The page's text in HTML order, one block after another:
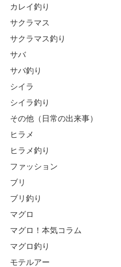
カレイ釣り
サクラマス
サクラマス釣り
サバ
サバ釣り
シイラ
シイラ釣り
その他（日常の出来事）
ヒラメ
ヒラメ釣り
ファッション
ブリ
ブリ釣り
マグロ
マグロ！本気コラム
マグロ釣り
モテルアー